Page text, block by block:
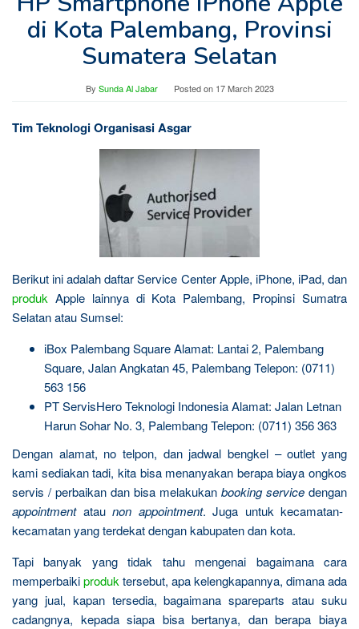
di Kota Palembang, Provinsi
Sumatera Selatan
By Sunda Al Jabar Posted on 17 March 2023
Tim Teknologi Organisasi Asgar
Berikut ini adalah daftar Service Center Apple, iPhone, iPad, dan
produk Apple lainnya di Kota Palembang, Propinsi Sumatra
Selatan atau Sumsel:
iBox Palembang Square Alamat: Lantai 2, Palembang
Square, Jalan Angkatan 45, Palembang Telepon: (0711)
563 156
PT ServisHero Teknologi Indonesia Alamat: Jalan Letnan
Harun Sohar No. 3, Palembang Telepon: (0711) 356 363
Dengan alamat, no telpon, dan jadwal bengkel – outlet yang
kami sediakan tadi, kita bisa menanyakan berapa biaya ongkos
servis / perbaikan dan bisa melakukan booking service dengan
appointmentataunon appointment. Juga untuk kecamatan-
kecamatan yang terdekat dengan kabupaten dan kota.
Tapi banyak yang tidak tahu mengenai bagaimana cara
memperbaikiproduktersebut, apa kelengkapannya, dimana ada
yang jual, kapan tersedia, bagaimana spareparts atau suku
cadangnya, kepada siapa bisa bertanya, dan berapa biaya